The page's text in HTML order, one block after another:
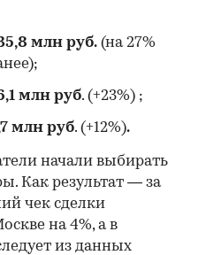
млн руб. (на 27%
млн руб. (+23%) ;
млн руб. (+12%).
начали выбирать
Как результат — за
чек сделки
на 4%, а в
из данных